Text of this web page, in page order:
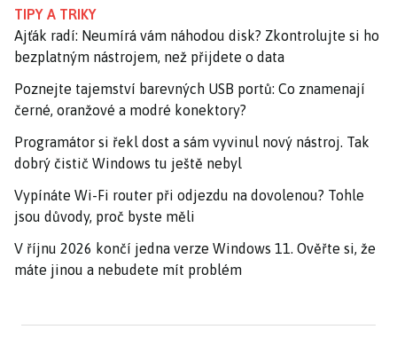
TIPY A TRIKY
Ajťák radí: Neumírá vám náhodou disk? Zkontrolujte si ho
bezplatným nástrojem, než přijdete o data
Poznejte tajemství barevných USB portů: Co znamenají
černé, oranžové a modré konektory?
Programátor si řekl dost a sám vyvinul nový nástroj. Tak
dobrý čistič Windows tu ještě nebyl
Vypínáte Wi-Fi router při odjezdu na dovolenou? Tohle
jsou důvody, proč byste měli
V říjnu 2026 končí jedna verze Windows 11. Ověřte si, že
máte jinou a nebudete mít problém